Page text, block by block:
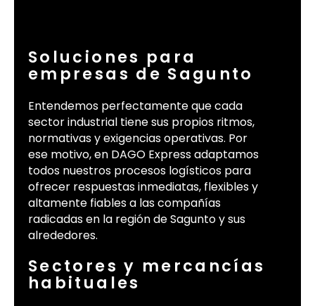
Soluciones para
empresas de Sagunto
Entendemos perfectamente que cada
sector industrial tiene sus propios ritmos,
normativas y exigencias operativas. Por
ese motivo, en DAGO Express adaptamos
todos nuestros procesos logísticos para
ofrecer respuestas inmediatas, flexibles y
altamente fiables a las compañías
radicadas en la región de Sagunto y sus
alrededores.
Sectores y mercancías
habituales